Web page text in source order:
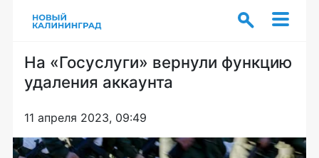
На «Госуслуги» вернули функцию
удаления аккаунта
11 апреля 2023, 09:49